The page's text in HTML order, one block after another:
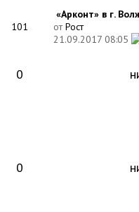
101
«Арконт» в г.
отРост
21.09.2017 08:05
0
0